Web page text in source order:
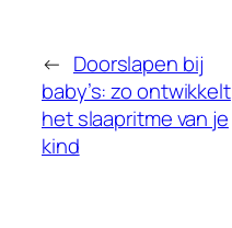
← Doorslapen bij
baby’s: zo ontwikkelt
het slaapritme van je
kind